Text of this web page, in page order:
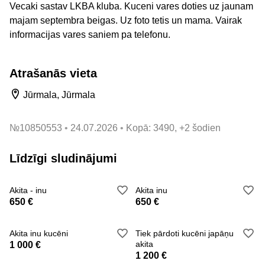
Vecaki sastav LKBA kluba. Kuceni vares doties uz jaunam
majam septembra beigas. Uz foto tetis un mama. Vairak
informacijas vares saniem pa telefonu.
Atrašanās vieta
Jūrmala, Jūrmala
№10850553 24.07.2026 Kopā: 3490, +2 šodien
Līdzīgi sludinājumi
Akita - inu
650 €
Akita inu
650 €
Akita inu kucēni
1 000 €
Tiek pārdoti kucēni japāņu
akita
1 200 €